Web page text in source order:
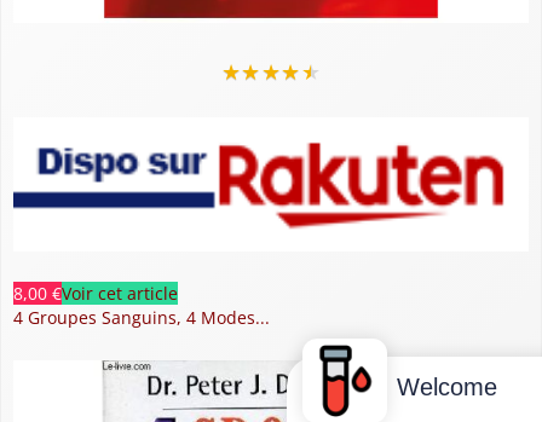
★★★★★
8,00 €Voir cet article
4 Groupes Sanguins, 4 Modes...
Welcome